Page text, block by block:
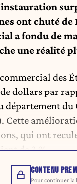
ont chuté de
a fondu de
une réalité
des
dollars par
département du
Cette
qui ont
de 3 %.
CONTENU
Pour continuer la